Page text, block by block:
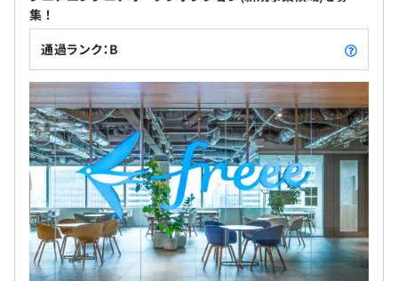
集！
通過ランク：B